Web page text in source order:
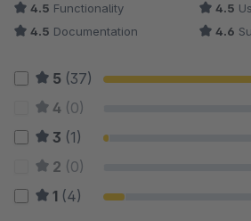
4.5 Functionality 4.5
4.5 Documentation 4.6
5 (37)
4 (0)
3 (1)
2 (0)
1 (4)